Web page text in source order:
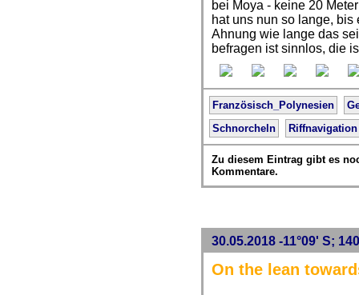
bei Moya - keine 20
hat uns nun so lange,
Ahnung wie lange das
befragen ist sinnlos, die
Französisch_Polynesien
Schnorcheln
Riffnavigation
Zu diesem Eintrag gibt es
Kommentare.
30.05.2018 -11°09' S;
On the lean